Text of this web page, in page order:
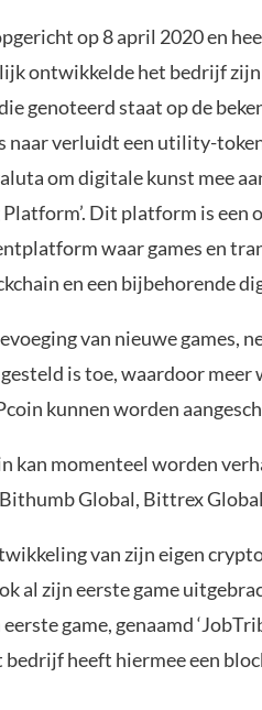
op 8 april 2020 en
ontwikkelde het bedrijf
die genoteerd staat op de
naar verluidt een utility-
om digitale kunst mee
Dit platform is een
waar games en
en een bijbehorende
van nieuwe games,
is toe, waardoor
kunnen worden
kan momenteel worden
Global, Bittrex
van zijn eigen
al zijn eerste game
game, genaamd
bedrijf heeft hiermee een